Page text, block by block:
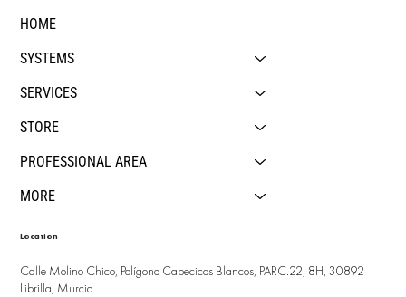
HOME
SYSTEMS
SERVICES
STORE
PROFESSIONAL AREA
MORE
Location
Calle Molino Chico, Polígono Cabecicos Blancos, PARC.22, 8H, 30892
Librilla, Murcia